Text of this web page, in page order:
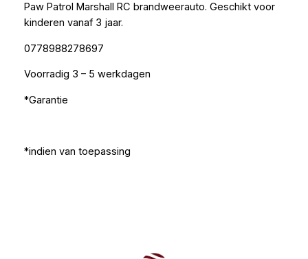
Paw Patrol Marshall RC brandweerauto. Geschikt voor
kinderen vanaf 3 jaar.
0778988278697
Voorradig 3 – 5 werkdagen
*Garantie
*indien van toepassing